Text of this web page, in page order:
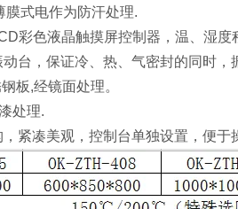
式电作为防汗处理.
色液晶触摸屏控制器，温、湿度
，保证冷、热、气密封的同时，
,经镜面处理。
处理.
凑美观，控制台单独设置，便于